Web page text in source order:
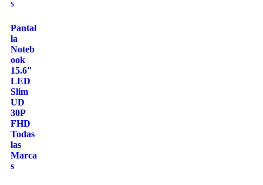
Pantal
la
Noteb
ook
15.6″
LED
Slim
UD
30P
FHD
Todas
las
Marca
s